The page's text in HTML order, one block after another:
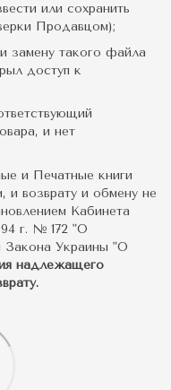
или сохранить
Продавцом);
замену такого файла
доступ к
и нет
и Печатные книги
и возврату и обмену не
Кабинета
г. № 172 "О
Закона Украины "О
надлежащего